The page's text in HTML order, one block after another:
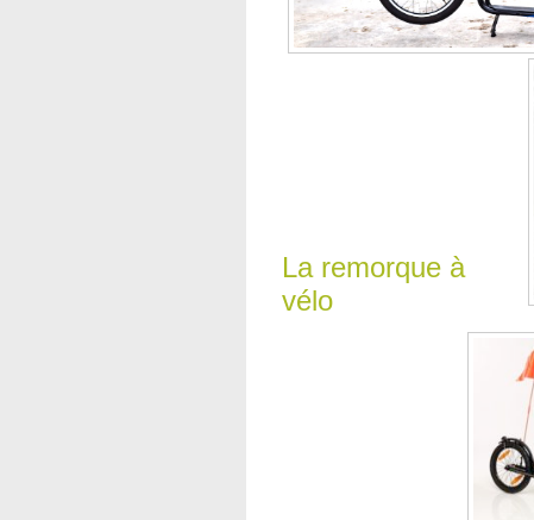
La remorque à
vélo